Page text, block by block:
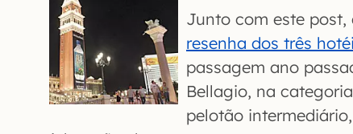
Junto com este post,
resenha dos três
passagem ano
Bellagio, na
pelotão